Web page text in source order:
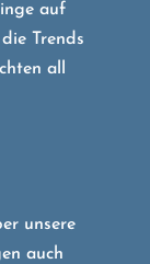
auf
Trends
all
unsere
auch